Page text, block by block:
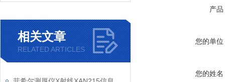
相关文章
RELATED ARTICLES
产品
您的单位
您的姓名